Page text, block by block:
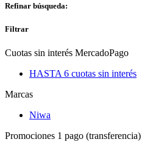
Refinar búsqueda:
Filtrar
Cuotas sin interés MercadoPago
HASTA 6 cuotas sin interés
Marcas
Niwa
Promociones 1 pago (transferencia)